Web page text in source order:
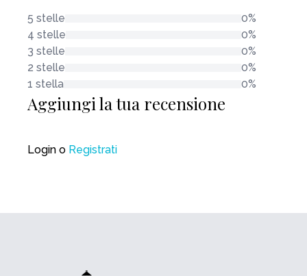
5 stelle
0%
4 stelle
0%
3 stelle
0%
2 stelle
0%
1 stella
0%
Aggiungi la tua recensione
Login o Registrati